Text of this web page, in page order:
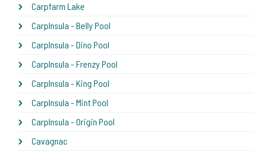
Carpfarm Lake
CarpInsula - Belly Pool
CarpInsula - Dino Pool
CarpInsula - Frenzy Pool
CarpInsula - King Pool
CarpInsula - Mint Pool
CarpInsula - Origin Pool
Cavagnac